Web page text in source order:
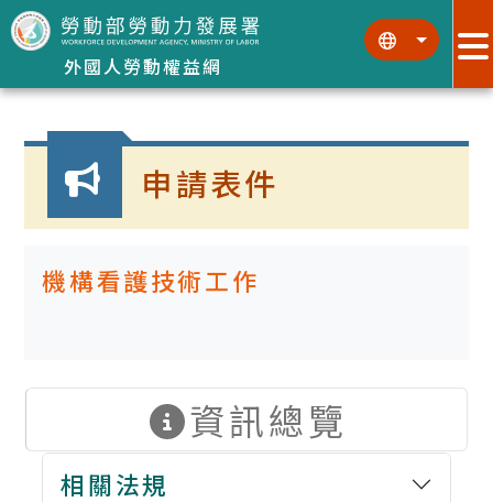
跳到主要內容區塊
外國人勞動權益網
::: :::
:::
申請表件
機構看護技術工作
資訊總覽
相關法規